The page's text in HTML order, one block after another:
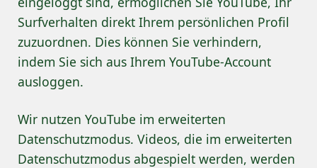
Surfverhalten direkt Ihrem persönlichen Profil
zuzuordnen. Dies können Sie verhindern,
indem Sie sich aus Ihrem YouTube-Account
ausloggen.
Wir nutzen YouTube im erweiterten
Datenschutzmodus. Videos, die im erweiterten
Datenschutzmodus abgespielt werden, werden